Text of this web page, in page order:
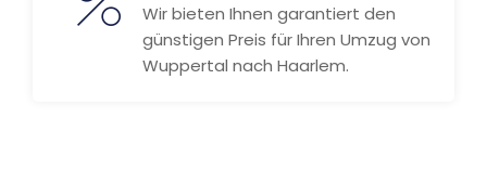
Wir bieten Ihnen garantiert den
günstigen Preis für Ihren Umzug von
Wuppertal nach Haarlem.